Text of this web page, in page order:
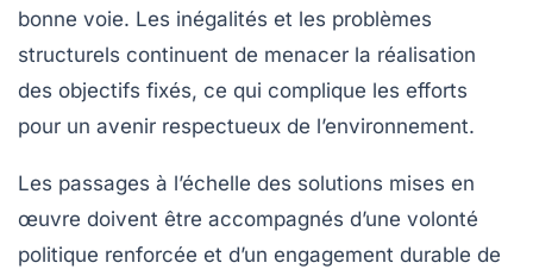
bonne voie. Les inégalités et les problèmes
structurels continuent de menacer la réalisation
des objectifs fixés, ce qui complique les efforts
pour un avenir respectueux de l’environnement.
Les passages à l’échelle des solutions mises en
œuvre doivent être accompagnés d’une volonté
politique renforcée et d’un engagement durable de